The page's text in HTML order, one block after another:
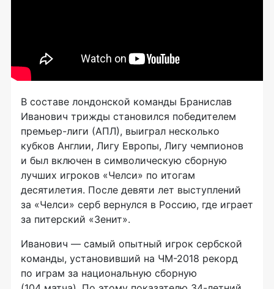
В составе лондонской команды Бранислав
Иванович трижды становился победителем
премьер-лиги (АПЛ), выиграл несколько
кубков Англии, Лигу Европы, Лигу чемпионов
и был включен в символическую сборную
лучших игроков «Челси» по итогам
десятилетия. После девяти лет выступлений
за «Челси» серб вернулся в Россию, где играет
за питерский «Зенит».
Иванович — самый опытный игрок сербской
команды, установивший на ЧМ-2018 рекорд
по играм за национальную сборную